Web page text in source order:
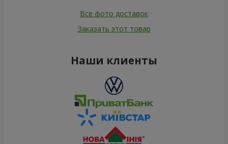
Все фото доставок
Заказать этот товар
Наши клиенты